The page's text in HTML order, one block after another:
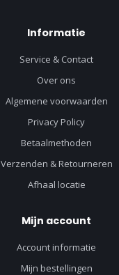
Informatie
Service & Contact
Over ons
Algemene voorwaarden
Privacy Policy
Betaalmethoden
Verzenden & Retourneren
Afhaal locatie
Mijn account
Account informatie
Mijn bestellingen